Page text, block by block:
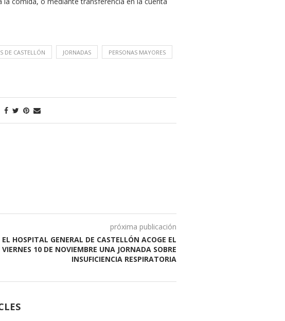
DE CASTELLÓN JORNADAS PERSONAS MAYORES
próxima publicación
EL HOSPITAL GENERAL DE CASTELLÓN ACOGE EL
VIERNES 10 DE NOVIEMBRE UNA JORNADA SOBRE
INSUFICIENCIA RESPIRATORIA